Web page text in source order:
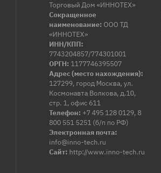
Торговый Дом «ИННОТЕХ»
Сокращенное
наименование: ООО ТД
«ИННОТЕХ»
ИНН/КПП:
7743204857/774301001
ОРГН: 1177746395507
Адрес (место нахождения):
127299, город Москва, ул.
Космонавта Волкова, д.10,
стр. 1, офис 611
Телефон: +7 495 128 0129, 8
800 551 5251 (б/п по РФ)
Электронная почта:
info@inno-tech.ru
Сайт: http://www.inno-tech.ru